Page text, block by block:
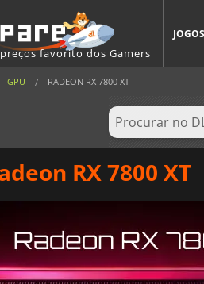
favorito dos Gamers
JOGOS
GPU RADEON RX 7800 XT
RX 7800 XT